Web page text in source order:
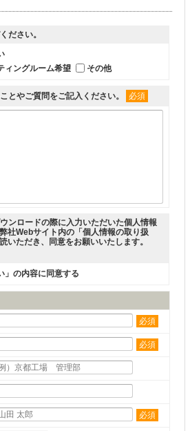
ださい。
ィングルーム希望
その他
とやご質問をご記入ください。 必須
ンロードの際に入力いただいた個人情報
社Webサイト内の「個人情報の取り扱
いただき、同意をお願いいたします。
」の内容に同意する
必須
必須
必須